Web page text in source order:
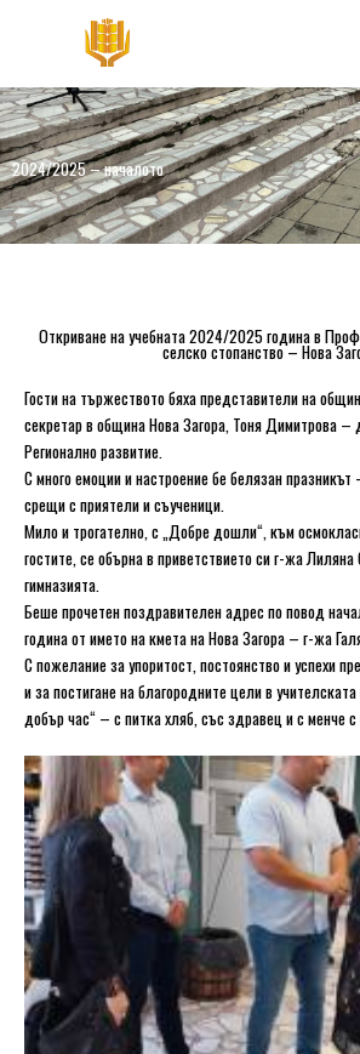
2024/2025 – началото
Откриване на учебната 2024/2025 година в
селско стопанство – Нова
Гости на тържеството бяха представители на
секретар в община Нова Загора, Тоня Димитрова –
Регионално развитие.
С много емоции и настроение бе белязан
срещи с приятели и съученици.
Мило и трогателно, с „Добре дошли“, към
гостите, се обърна в приветствието си г-жа
гимназията.
Беше прочетен поздравителен адрес по повод
година от името на кмета на Нова Загора – г-жа
С пожелание за упоритост, постоянство и успехи
и за постигане на благородните цели в
добър час“ – с питка хляб, със здравец и с менче